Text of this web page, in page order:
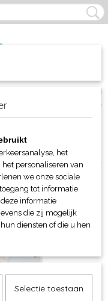
(0)
proteq)
het
personaliseren van
we onze sociale
tot informatie
informatie
die zij mogelijk
diensten of die u hen
Selectie toestaan